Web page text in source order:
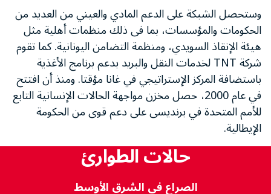
وستحصل الشبكة على الدعم المادي والعيني من العديد من
الحكومات والمؤسسات، بما فى ذلك منظمات أهلية مثل
هيئة الإنقاذ السويدي، ومنظمة التضامن اليونانية. كما تقوم
شركة TNT لخدمات النقل والبريد بدعم برنامج الأغذية
باستضافة المركز الإستراتيجي في غانا مؤقتا. ومنذ أن افتتح
في عام 2000، حصل مخزن مواجهة الحالات الإنسانية التابع
للأمم المتحدة في برنديسى على دعم قوى من الحكومة
الإيطالية.
حالات الطوارئ
الصراع في الشرق الأوسط